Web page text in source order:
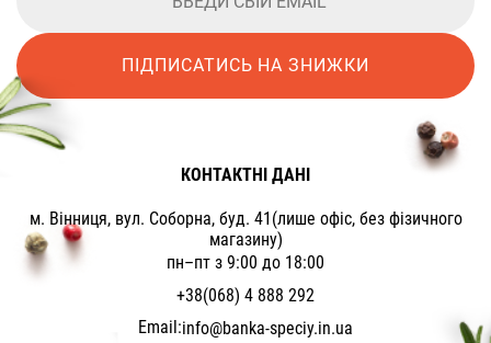
ПІДПИСАТИСЬ НА ЗНИЖКИ
КОНТАКТНІ ДАНІ
м. Вінниця, вул. Соборна, буд. 41(лише офіс, без фізичного
магазину)
пн–пт з 9:00 до 18:00
+38(068) 4 888 292
Email:info@banka-speciy.in.ua